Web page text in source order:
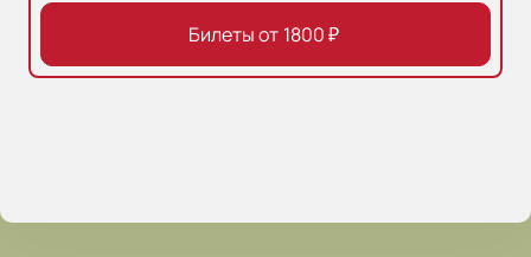
Билеты от 1800₽